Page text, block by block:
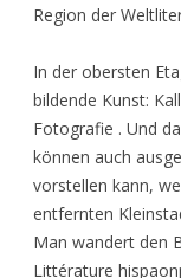
Region der
In der obersten
bildende Kunst:
Fotografie . Und
können auch
vorstellen kann,
entfernten
Man wandert den
Littérature